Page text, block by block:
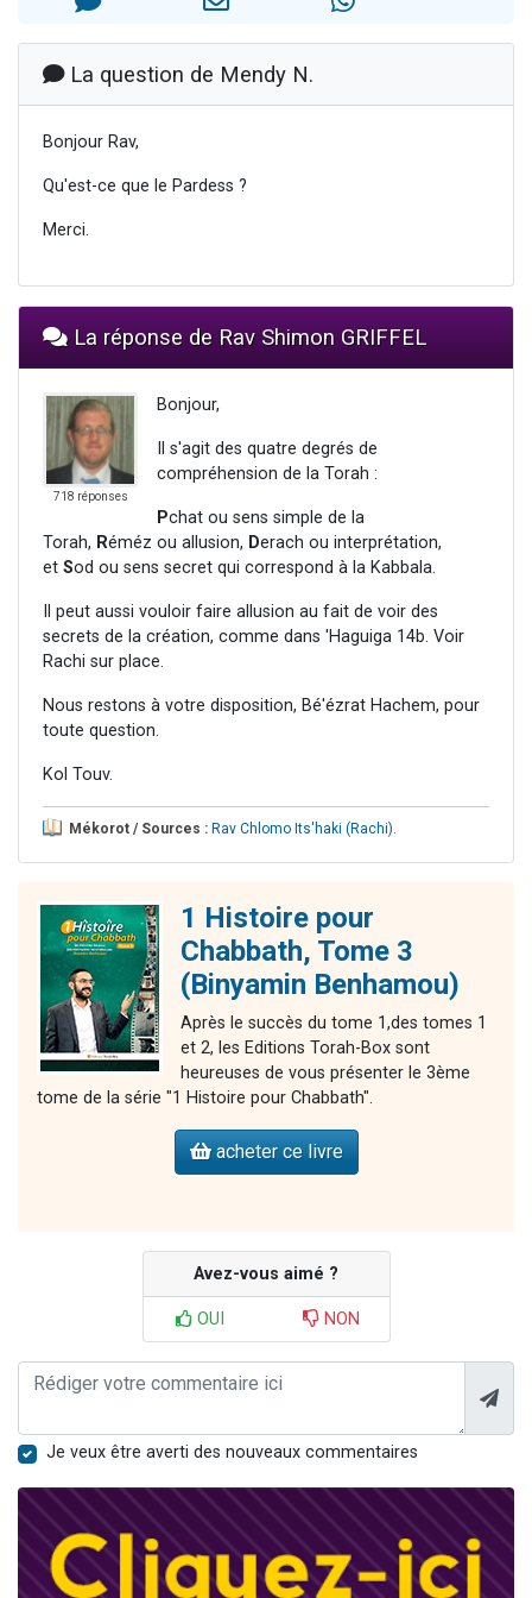
Lisbel Esther vient de donner son Maasser
La question de Mendy N.
Bonjour Rav,
Qu'est-ce que le Pardess ?
Merci.
La réponse de Rav Shimon GRIFFEL
718 réponses
Bonjour,
Il s'agit des quatre degrés de
compréhension de la Torah :
Pchat ou sens simple de la
Torah, Réméz ou allusion, Derach ou interprétation,
et Sod ou sens secret qui correspond à la Kabbala.
Il peut aussi vouloir faire allusion au fait de voir des
secrets de la création, comme dans 'Haguiga 14b. Voir
Rachi sur place.
Nous restons à votre disposition, Bé'ézrat Hachem, pour
toute question.
Kol Touv.
Mékorot / Sources : Rav Chlomo Its'haki (Rachi).
1 Histoire pour
Chabbath, Tome 3
(Binyamin Benhamou)
Après le succès du tome 1,des tomes 1
et 2, les Editions Torah-Box sont
heureuses de vous présenter le 3ème
tome de la série "1 Histoire pour Chabbath".
acheter ce livre
Avez-vous aimé ?
OUI NON
Je veux être averti des nouveaux commentaires